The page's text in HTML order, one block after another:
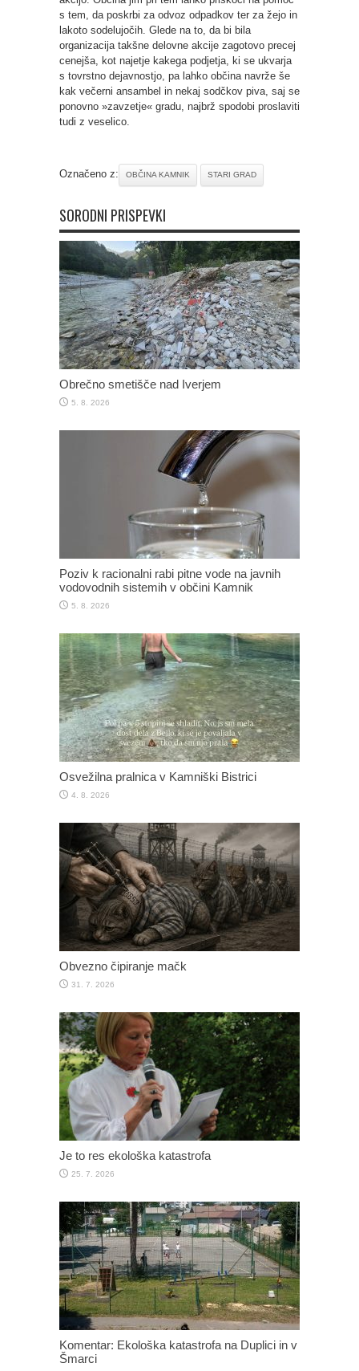
s tem, da poskrbi za odvoz odpadkov ter za žejo in
lakoto sodelujočih. Glede na to, da bi bila
organizacija takšne delovne akcije zagotovo precej
cenejša, kot najetje kakega podjetja, ki se ukvarja
s tovrstno dejavnostjo, pa lahko občina navrže še
kak večerni ansambel in nekaj sodčkov piva, saj se
ponovno »zavzetje« gradu, najbrž spodobi proslaviti
tudi z veselico.
Označeno z: OBČINA KAMNIK STARI GRAD
SORODNI PRISPEVKI
Obrečno smetišče nad Iverjem
5. 8. 2026
Poziv k racionalni rabi pitne vode na javnih
vodovodnih sistemih v občini Kamnik
5. 8. 2026
Osvežilna pralnica v Kamniški Bistrici
4. 8. 2026
Obvezno čipiranje mačk
31. 7. 2026
Je to res ekološka katastrofa
25. 7. 2026
Komentar: Ekološka katastrofa na Duplici in v
Šmarci